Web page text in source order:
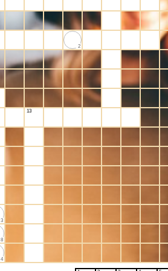
2
13
3
8
4